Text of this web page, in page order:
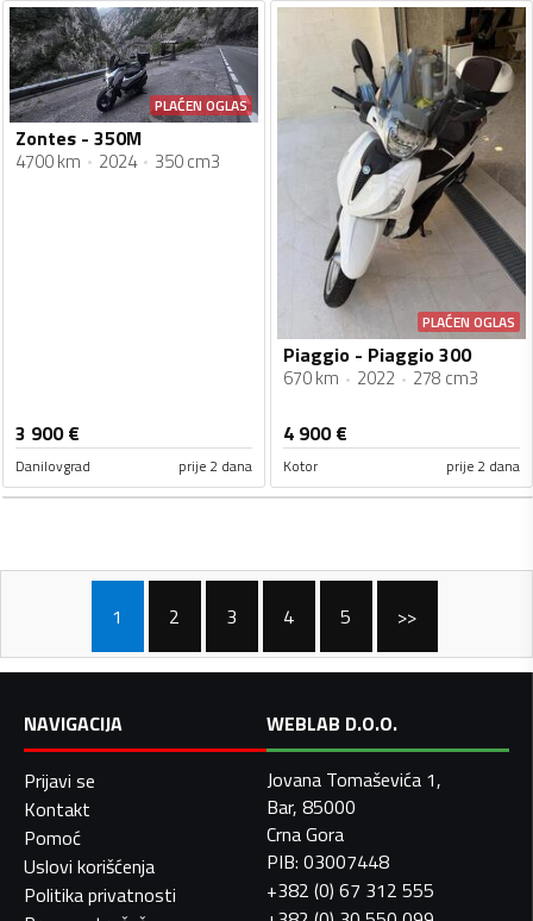
PLAĆEN OGLAS
Zontes - 350M
4700 km 2024 350 cm3
3 900€
Danilovgrad prije 2 dana
PLAĆEN OGLAS
Piaggio - Piaggio 300
670 km 2022 278 cm3
4 900€
Kotor prije 2 dana
1 2 3 4 5 >>
NAVIGACIJA
Prijavi se
Kontakt
Pomoć
Uslovi korišćenja
Politika privatnosti
WEBLAB D.O.O.
Jovana Tomaševića 1,
Bar, 85000
Crna Gora
PIB: 03007448
+382 (0) 67 312 555